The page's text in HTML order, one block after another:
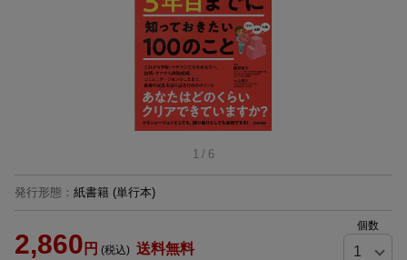
1 / 6
発行形態 ： 紙書籍 (単行本)
2,860 円 (税込) 送料無料
個数